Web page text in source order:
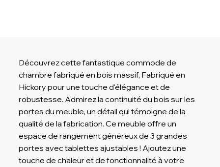
Découvrez cette fantastique commode de
chambre fabriqué en bois massif, Fabriqué en
Hickory pour une touche d'élégance et de
robustesse. Admirez la continuité du bois sur les
portes du meuble, un détail qui témoigne de la
qualité de la fabrication. Ce meuble offre un
espace de rangement généreux de 3 grandes
portes avec tablettes ajustables ! Ajoutez une
touche de chaleur et de fonctionnalité à votre